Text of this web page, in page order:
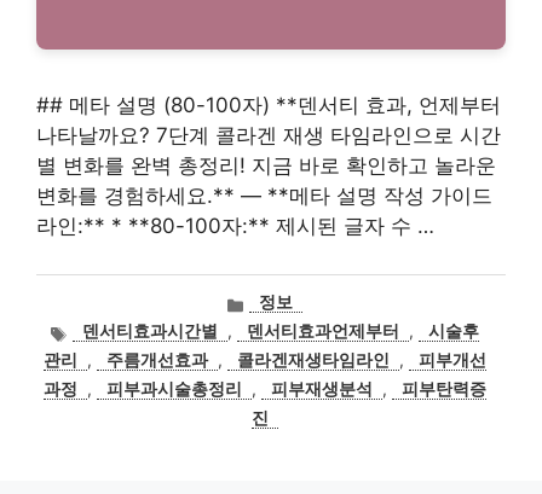
## 메타 설명 (80-100자) **덴서티 효과, 언제부터
나타날까요? 7단계 콜라겐 재생 타임라인으로 시간
별 변화를 완벽 총정리! 지금 바로 확인하고 놀라운
변화를 경험하세요.** — **메타 설명 작성 가이드
라인:** * **80-100자:** 제시된 글자 수 …
카
테
고
리
정보
태
그
덴서티효과시간별 , 덴서티효과언제부터 ,
시술후
관리
, 주름개선효과 , 콜라겐재생타임라인 ,
피부개선
과정
, 피부과시술총정리 , 피부재생분석 ,
피부탄력증
진